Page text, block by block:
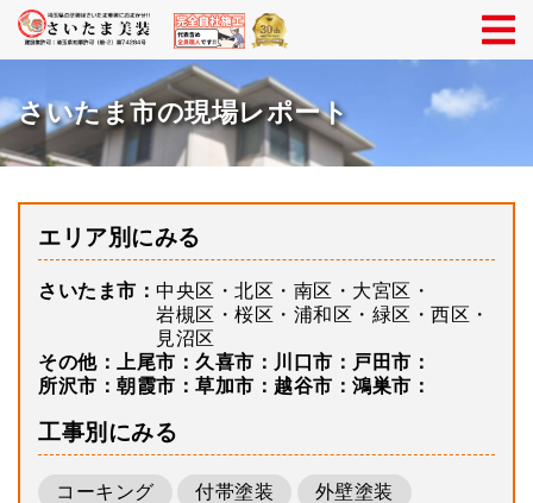
さいたま市の現場レポート
エリア別にみる
さいたま市 中央区 北区 南区
大宮区
岩槻区
桜区 浦和区 緑区
西区
見沼区
その他
上尾市 久喜市 川口市
戸田市
所沢市
朝霞市 草加市 越谷市 鴻巣市
工事別にみる
コーキング 付帯塗装 外壁塗装